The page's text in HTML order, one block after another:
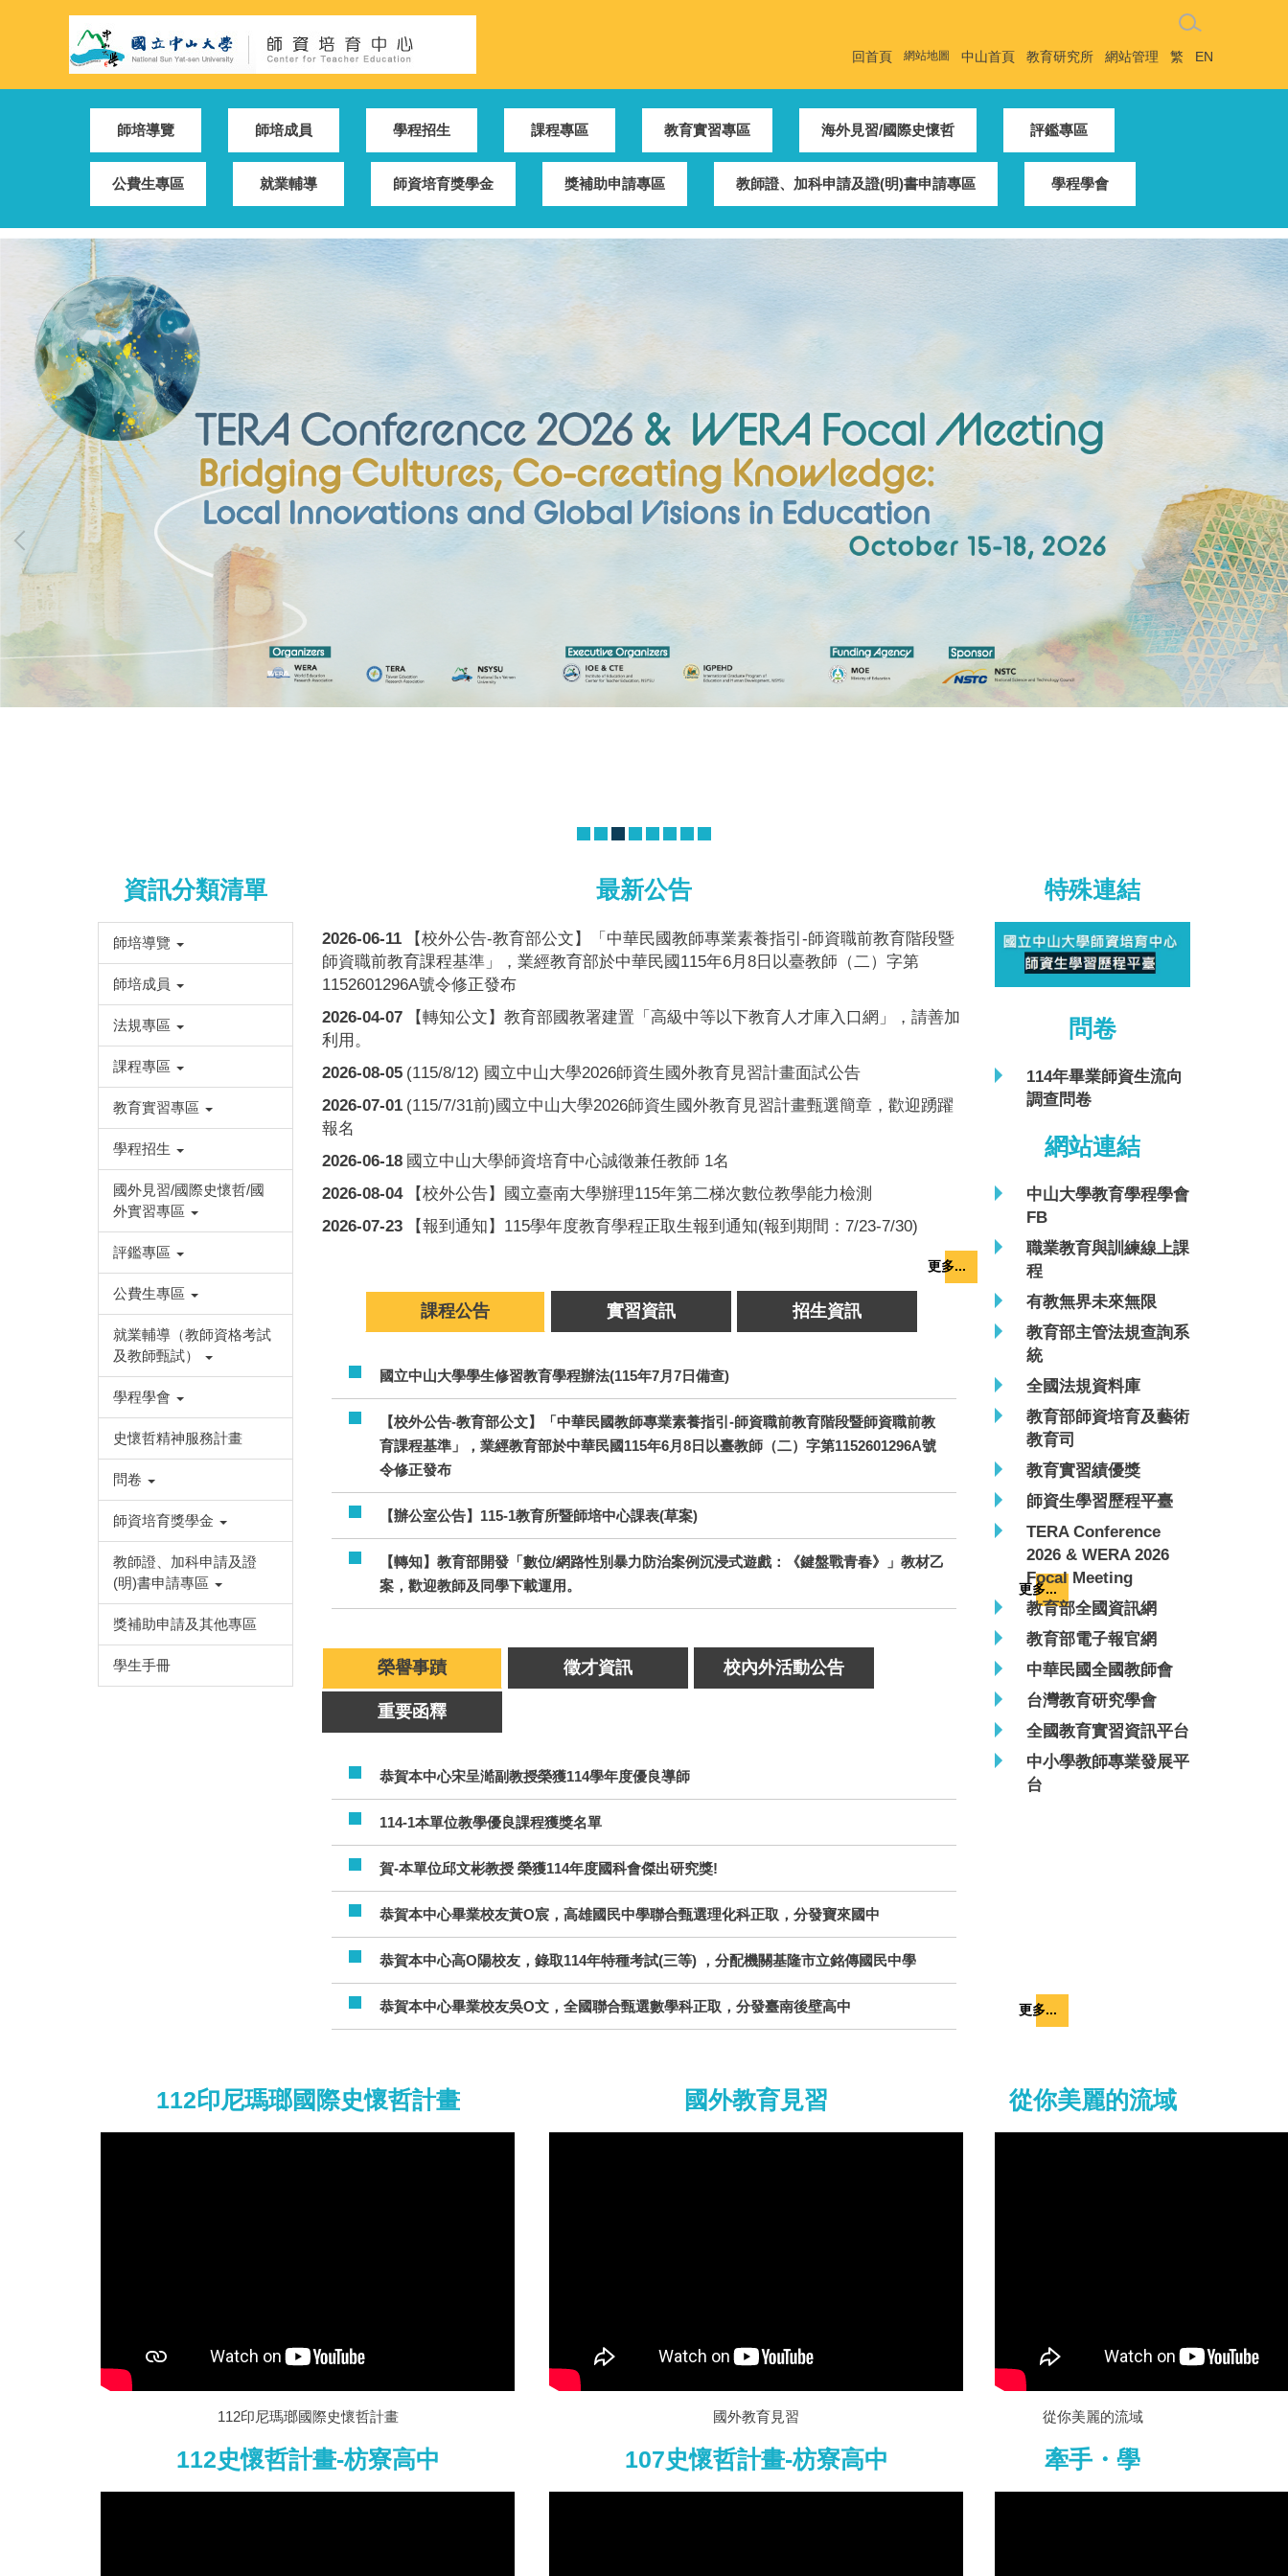
回首頁 網站地圖 中山首頁 教育研究所 網站管理 繁 EN
師培導覽 師培成員 學程招生 課程專區 教育實習專區 海外見習/國際史懷哲 評鑑專區
公費生專區 就業輔導 師資培育獎學金 獎補助申請專區 教師證、加科申請及證(明)書申請專區 學程學會
資訊分類清單
師培導覽
師培成員
法規專區
課程專區
教育實習專區
學程招生
國外見習/國際史懷哲/國
外實習專區
評鑑專區
公費生專區
就業輔導（教師資格考試
及教師甄試）
學程學會
史懷哲精神服務計畫
問卷
師資培育獎學金
教師證、加科申請及證
(明)書申請專區
獎補助申請及其他專區
學生手冊
最新公告
2026-06-11
【校外公告-教育部公文】「中華民國教師專業素養指引-師資職前教育階段暨
師資職前教育課程基準」，業經教育部於中華民國115年6月8日以臺教師（二）字第
1152601296A號令修正發布
2026-04-07
【轉知公文】教育部國教署建置「高級中等以下教育人才庫入口網」，請善加
利用。
2026-08-05 (115/8/12) 國立中山大學2026師資生國外教育見習計畫面試公告
2026-07-01 (115/7/31前)國立中山大學2026師資生國外教育見習計畫甄選簡章，歡迎踴躍
報名
2026-06-18 國立中山大學師資培育中心誠徵兼任教師 1名
2026-08-04
【校外公告】國立臺南大學辦理115年第二梯次數位教學能力檢測
2026-07-23
【報到通知】115學年度教育學程正取生報到通知(報到期間：7/23-7/30)
更多...
課程公告 實習資訊 招生資訊
國立中山大學學生修習教育學程辦法(115年7月7日備查)
【校外公告-教育部公文】「中華民國教師專業素養指引-師資職前教育階段暨師資職前教
育課程基準」，業經教育部於中華民國115年6月8日以臺教師（二）字第1152601296A號
令修正發布
【辦公室公告】115-1教育所暨師培中心課表(草案)
【轉知】教育部開發「數位/網路性別暴力防治案例沉浸式遊戲：《鍵盤戰青春》」教材乙
案，歡迎教師及同學下載運用。
更多...
榮譽事蹟 徵才資訊 校內外活動公告
重要函釋
恭賀本中心宋呈澔副教授榮獲114學年度優良導師
114-1本單位教學優良課程獲獎名單
賀-本單位邱文彬教授 榮獲114年度國科會傑出研究獎!
恭賀本中心畢業校友黃O宸，高雄國民中學聯合甄選理化科正取，分發寶來國中
恭賀本中心高O陽校友，錄取114年特種考試(三等) ，分配機關基隆市立銘傳國民中學
恭賀本中心畢業校友吳O文，全國聯合甄選數學科正取，分發臺南後壁高中 更多...
特殊連結
問卷
114年畢業師資生流向
調查問卷
網站連結
中山大學教育學程學會
FB
職業教育與訓練線上課
程
有教無界未來無限
教育部主管法規查詢系
統
全國法規資料庫
教育部師資培育及藝術
教育司
教育實習績優獎
師資生學習歷程平臺
TERA Conference
2026 & WERA 2026
Focal Meeting
教育部全國資訊網
教育部電子報官網
中華民國全國教師會
台灣教育研究學會
全國教育實習資訊平台
中小學教師專業發展平
台
112印尼瑪瑯國際史懷哲計畫
112印尼瑪瑯國際史懷哲計畫
112史懷哲計畫-枋寮高中
國外教育見習
國外教育見習
107史懷哲計畫-枋寮高中
從你美麗的流域
從你美麗的流域
牽手・學